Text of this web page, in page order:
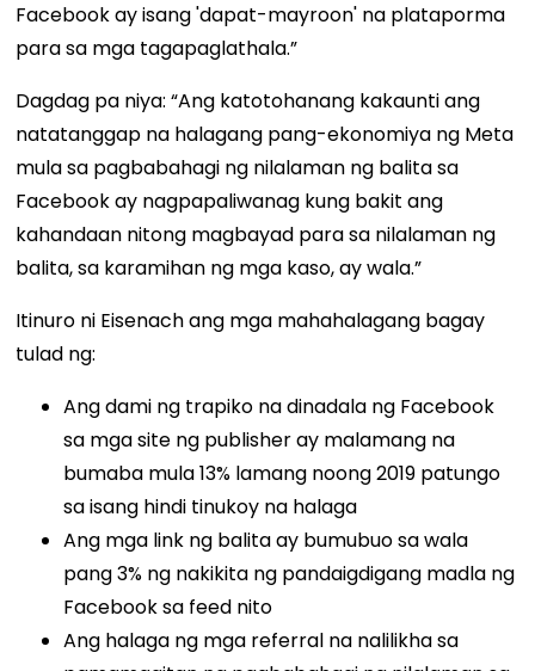
Facebook ay isang 'dapat-mayroon' na plataporma
para sa mga tagapaglathala.”
Dagdag pa niya: “Ang katotohanang kakaunti ang
natatanggap na halagang pang-ekonomiya ng Meta
mula sa pagbabahagi ng nilalaman ng balita sa
Facebook ay nagpapaliwanag kung bakit ang
kahandaan nitong magbayad para sa nilalaman ng
balita, sa karamihan ng mga kaso, ay wala.”
Itinuro ni Eisenach ang mga mahahalagang bagay
tulad ng:
Ang dami ng trapiko na dinadala ng Facebook
sa mga site ng publisher ay malamang na
bumaba mula 13% lamang noong 2019 patungo
sa isang hindi tinukoy na halaga
Ang mga link ng balita ay bumubuo sa wala
pang 3% ng nakikita ng pandaigdigang madla ng
Facebook sa feed nito
Ang halaga ng mga referral na nalilikha sa